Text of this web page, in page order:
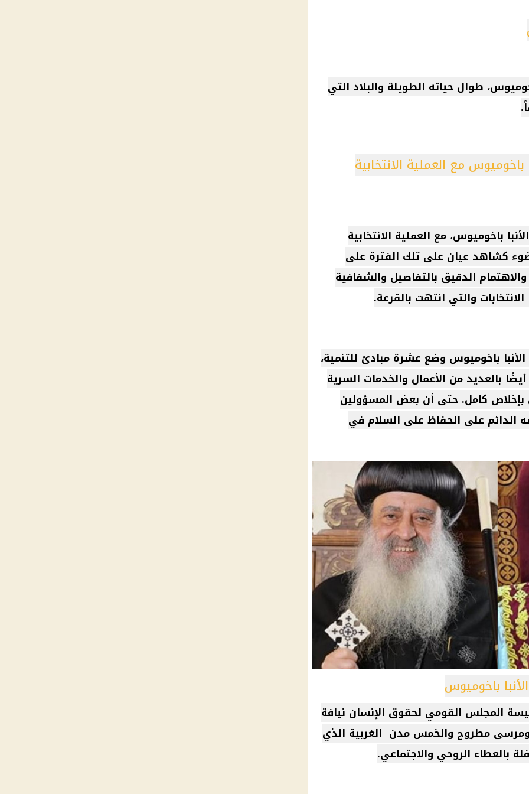
، طوال حياته الطويلة والبلاد التي
مع العملية الانتخابية
الأنبا باخوميوس، مع العملية الانتخابية
مسلطاً الضوء كشاهد عيان على تلك الفترة على
والاهتمام الدقيق بالتفاصيل والشفافية
والتي انتهت بالقرعة.
الأنبا باخوميوس وضع عشرة مبادئ للتنمية،
بالعديد من الأعمال والخدمات السرية
كامل. حتى أن بعض المسؤولين
الدائم على الحفاظ على السلام في
باخوميوس
المجلس القومي لحقوق الإنسان نيافة
مطروح والخمس مدن الغربية الذي
بالعطاء الروحي والاجتماعي.